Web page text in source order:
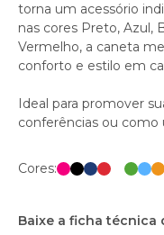
torna um acessório
nas cores Preto, Azul,
Vermelho, a caneta
conforto e estilo em
Ideal para promover
conferências ou como
Cores:
Baixe a ficha técnica